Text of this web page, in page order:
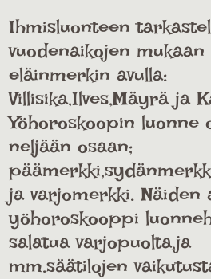
Ihmisluonteen
vuodenaikojen
eläinmerkin avulla:
Villisika,Ilves,Mäyrä ja
Yöhoroskoopin luonne
neljään osaan;
ja varjomerkki. Näiden
yöhoroskooppi
salatua varjopuolta,ja
mm.säätilojen